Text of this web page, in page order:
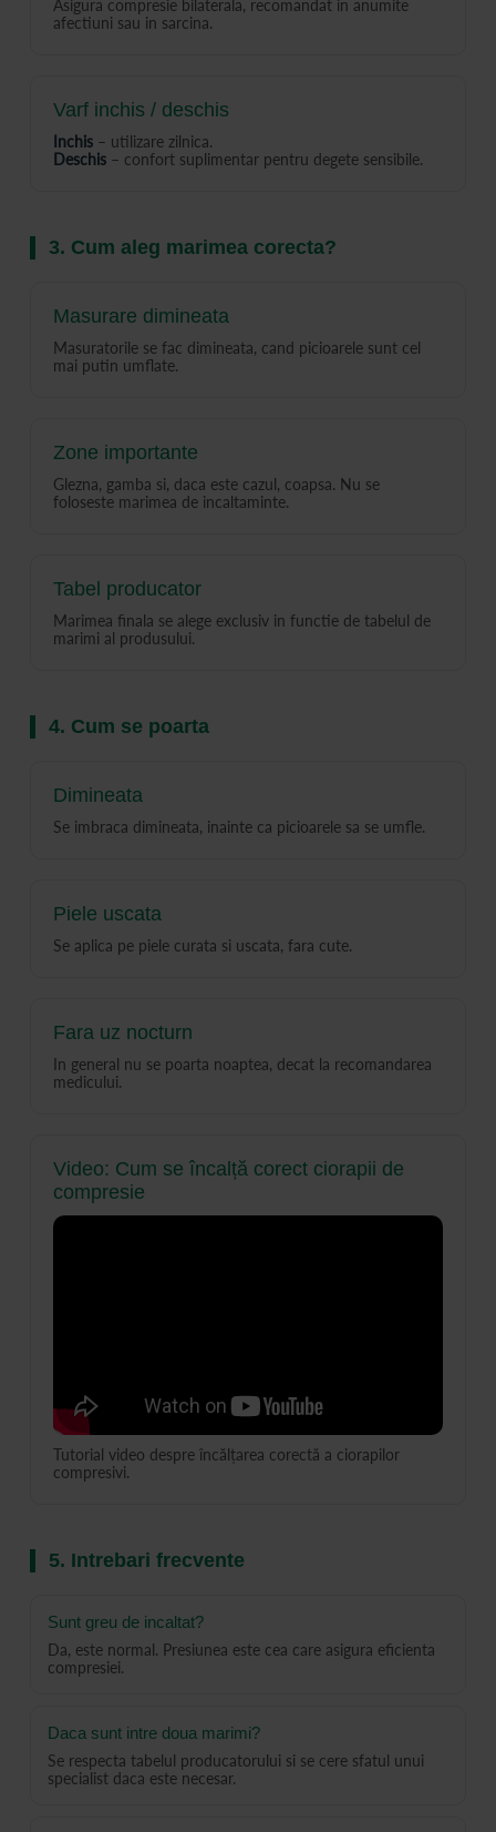
Asigura compresie bilaterala, recomandat in anumite
afectiuni sau in sarcina.
Varf inchis / deschis
Inchis – utilizare zilnica.
Deschis – confort suplimentar pentru degete sensibile.
3. Cum aleg marimea corecta?
Masurare dimineata
Masuratorile se fac dimineata, cand picioarele sunt cel
mai putin umflate.
Zone importante
Glezna, gamba si, daca este cazul, coapsa. Nu se
foloseste marimea de incaltaminte.
Tabel producator
Marimea finala se alege exclusiv in functie de tabelul de
marimi al produsului.
4. Cum se poarta
Dimineata
Se imbraca dimineata, inainte ca picioarele sa se umfle.
Piele uscata
Se aplica pe piele curata si uscata, fara cute.
Fara uz nocturn
In general nu se poarta noaptea, decat la recomandarea
medicului.
Video: Cum se încalță corect ciorapii de
compresie
Tutorial video despre încălțarea corectă a ciorapilor
compresivi.
5. Intrebari frecvente
Sunt greu de incaltat?
Da, este normal. Presiunea este cea care asigura eficienta
compresiei.
Daca sunt intre doua marimi?
Se respecta tabelul producatorului si se cere sfatul unui
specialist daca este necesar.